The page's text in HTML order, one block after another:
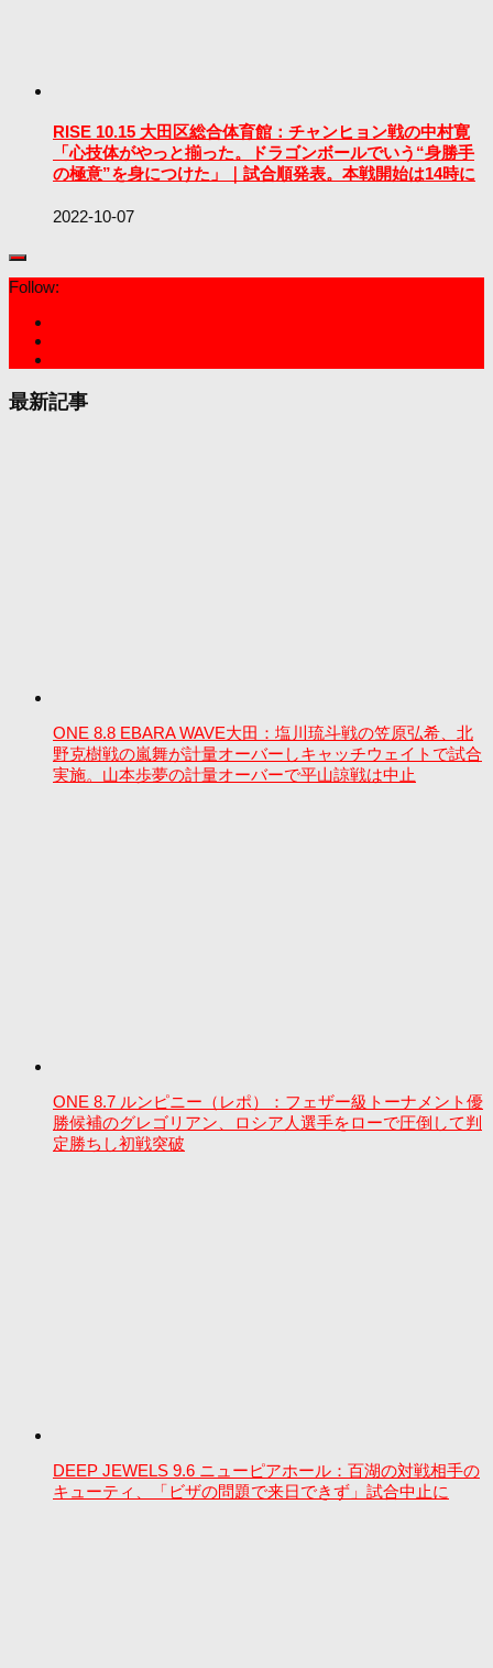
RISE 10.15 大田区総合体育館：チャンヒョン戦の中村寛
「心技体がやっと揃った。ドラゴンボールでいう“身勝手
の極意”を身につけた」｜試合順発表。本戦開始は14時に
2022-10-07
Follow:
最新記事
ONE 8.8 EBARA WAVE大田：塩川琉斗戦の笠原弘希、北
野克樹戦の嵐舞が計量オーバーしキャッチウェイトで試合
実施。山本歩夢の計量オーバーで平山諒戦は中止
ONE 8.7 ルンピニー（レポ）：フェザー級トーナメント優
勝候補のグレゴリアン、ロシア人選手をローで圧倒して判
定勝ちし初戦突破
DEEP JEWELS 9.6 ニューピアホール：百湖の対戦相手の
キューティ、「ビザの問題で来日できず」試合中止に